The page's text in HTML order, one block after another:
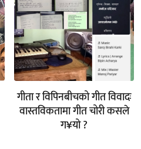
गीता र विपिनबीचको गीत विवादः
वास्तविकतामा गीत चोरी कसले
ग¥यो ?